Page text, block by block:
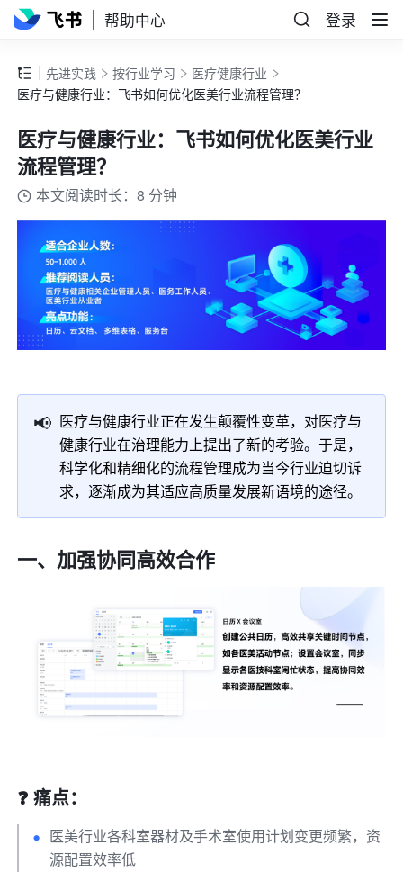
帮助中心 登录
先进实践 按行业学习
医疗健康行业
医疗与健康行业：飞书如何优化医美行业流程管理？
医疗与健康行业：飞书如何优化医美行业
流程管理？
本文阅读时长：8 分钟
📢 医疗与健康行业正在发生颠覆性变革，对医疗与
健康行业在治理能力上提出了新的考验。于是，
科学化和精细化的流程管理成为当今行业迫切诉
求，逐渐成为其适应高质量发展新语境的途径。
一、加强协同高效合作
❓ 痛点：
医美行业各科室器材及手术室使用计划变更频繁，资
源配置效率低